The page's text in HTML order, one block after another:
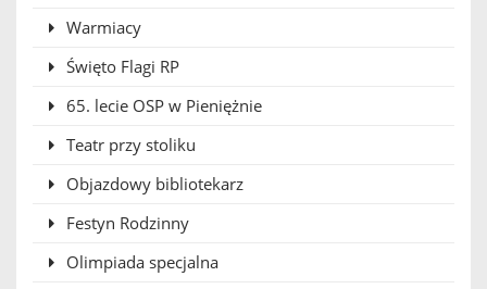
Warmiacy
Święto Flagi RP
65. lecie OSP w Pieniężnie
Teatr przy stoliku
Objazdowy bibliotekarz
Festyn Rodzinny
Olimpiada specjalna